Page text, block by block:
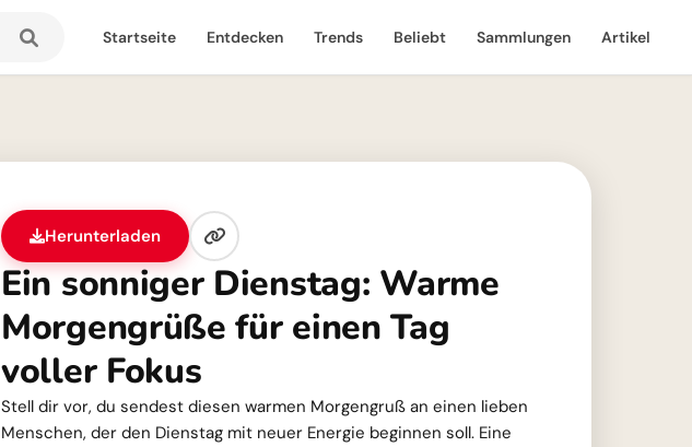
Startseite Entdecken Trends Beliebt Sammlungen Artikel
Herunterladen
Ein sonniger Dienstag: Warme
Morgengrüße für einen Tag
voller Fokus
Stell dir vor, du sendest diesen warmen Morgengruß an einen lieben
Menschen, der den Dienstag mit neuer Energie beginnen soll. Eine